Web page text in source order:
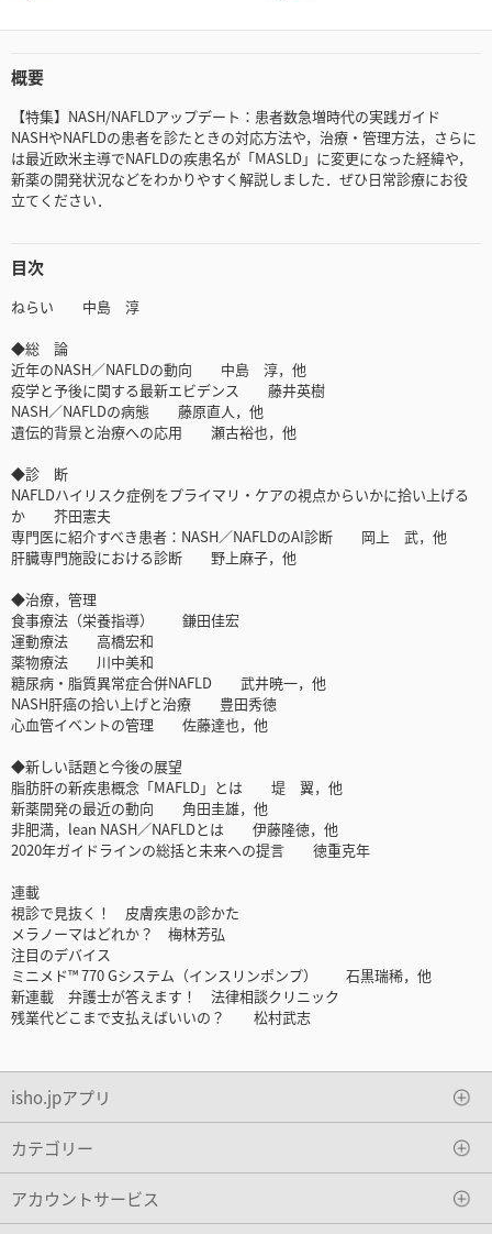
概要
【特集】NASH/NAFLDアップデート：患者数急増時代の実践ガイド
NASHやNAFLDの患者を診たときの対応方法や，治療・管理方法，さらに
は最近欧米主導でNAFLDの疾患名が「MASLD」に変更になった経緯や，
新薬の開発状況などをわかりやすく解説しました．ぜひ日常診療にお役
立てください．
目次
ねらい 中島 淳
◆総 論
近年のNASH／NAFLDの動向 中島 淳，他
疫学と予後に関する最新エビデンス 藤井英樹
NASH／NAFLDの病態 藤原直人，他
遺伝的背景と治療への応用 瀬古裕也，他
◆診 断
NAFLDハイリスク症例をプライマリ・ケアの視点からいかに拾い上げる
か 芥田憲夫
専門医に紹介すべき患者：NASH／NAFLDのAI診断 岡上 武，他
肝臓専門施設における診断 野上麻子，他
◆治療，管理
食事療法（栄養指導） 鎌田佳宏
運動療法 高橋宏和
薬物療法 川中美和
糖尿病・脂質異常症合併NAFLD 武井暁一，他
NASH肝癌の拾い上げと治療 豊田秀徳
心血管イベントの管理 佐藤達也，他
◆新しい話題と今後の展望
脂肪肝の新疾患概念「MAFLD」とは 堤 翼，他
新薬開発の最近の動向 角田圭雄，他
非肥満，lean NASH／NAFLDとは 伊藤隆徳，他
2020年ガイドラインの総括と未来への提言 徳重克年
連載
視診で見抜く！ 皮膚疾患の診かた
メラノーマはどれか？ 梅林芳弘
注目のデバイス
ミニメド™ 770 Gシステム（インスリンポンプ） 石黒瑞稀，他
新連載 弁護士が答えます！ 法律相談クリニック
残業代どこまで支払えばいいの？ 松村武志
isho.jpアプリ
カテゴリー
アカウントサービス